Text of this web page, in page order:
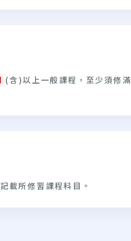
(含)以上一般課程，至少須修滿
載所修習課程科目。